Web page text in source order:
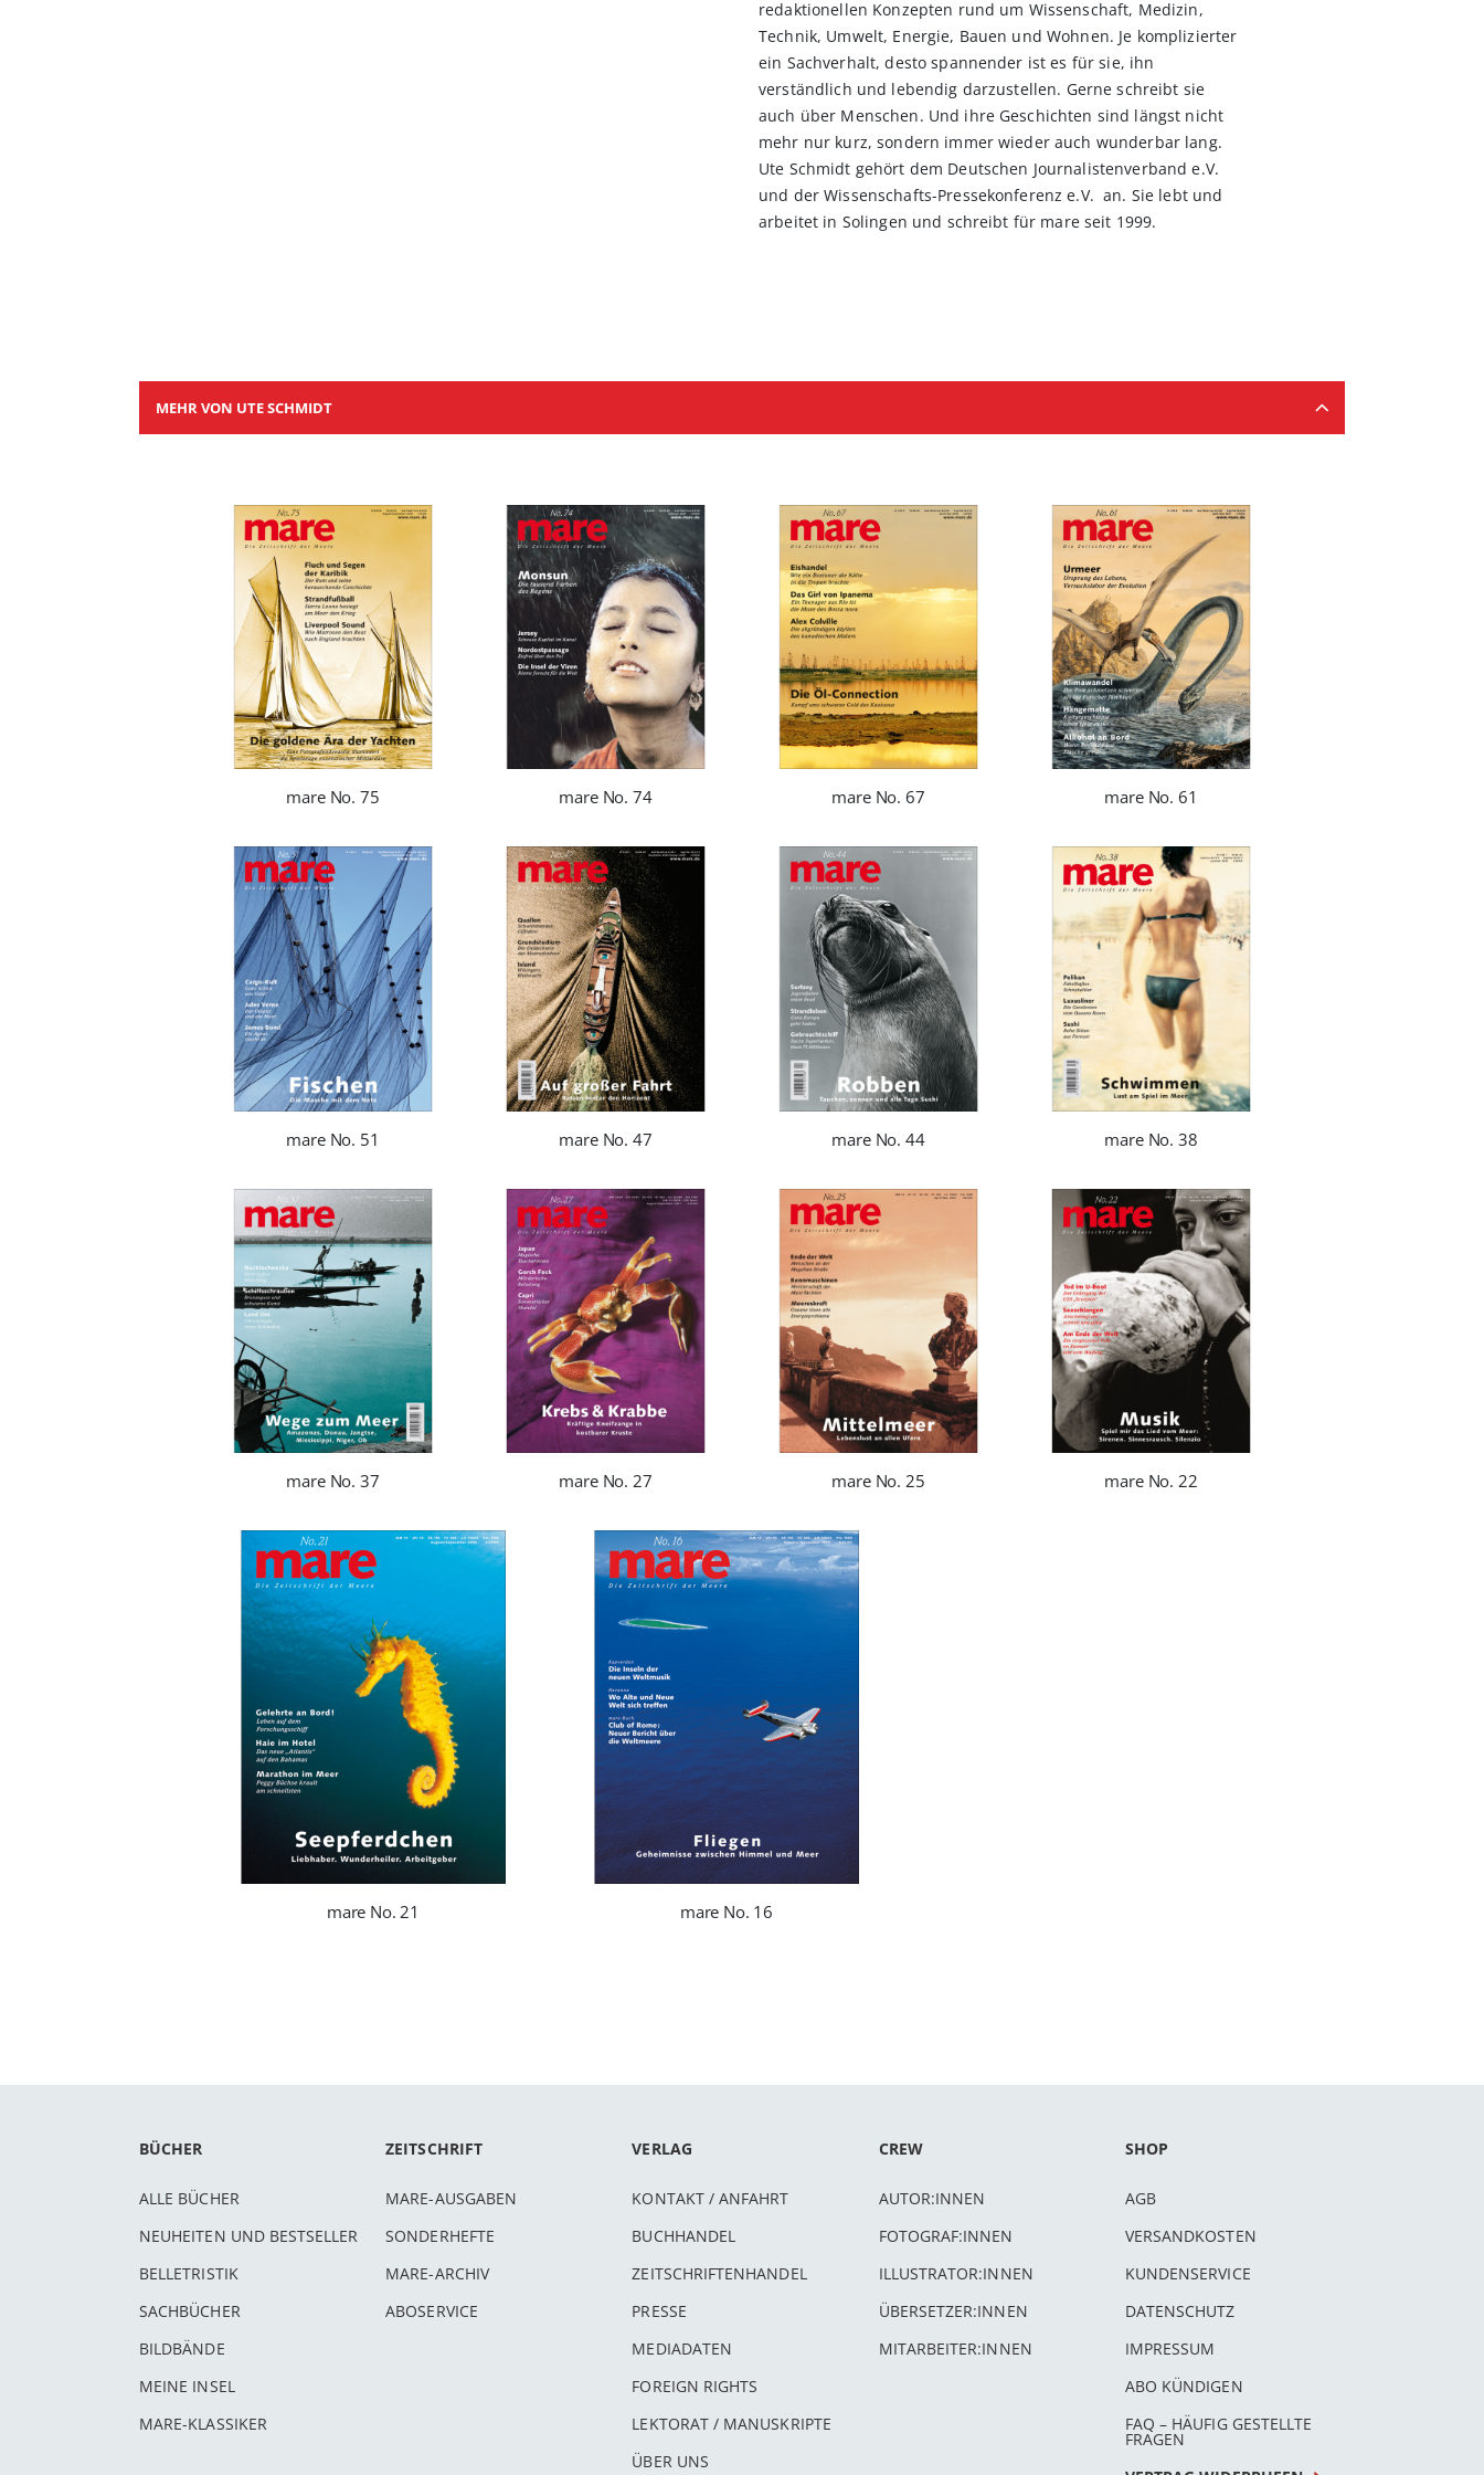
redaktionellen Konzepten rund um Wissenschaft, Medizin,
Technik, Umwelt, Energie, Bauen und Wohnen. Je komplizierter
ein Sachverhalt, desto spannender ist es für sie, ihn
verständlich und lebendig darzustellen. Gerne schreibt sie
auch über Menschen. Und ihre Geschichten sind längst nicht
mehr nur kurz, sondern immer wieder auch wunderbar lang.
Ute Schmidt gehört dem Deutschen Journalistenverband e.V.
und der Wissenschafts-Pressekonferenz e.V. an. Sie lebt und
arbeitet in Solingen und schreibt für mare seit 1999.
MEHR VON UTE SCHMIDT
mare No. 75 mare No. 74 mare No. 67 mare No. 61
mare No. 51 mare No. 47 mare No. 44 mare No. 38
mare No. 37 mare No. 27 mare No. 25 mare No. 22
mare No. 21 mare No. 16
BÜCHER
ALLE BÜCHER
NEUHEITEN UND BESTSELLER
BELLETRISTIK
SACHBÜCHER
BILDBÄNDE
MEINE INSEL
MARE-KLASSIKER
ZEITSCHRIFT
MARE-AUSGABEN
SONDERHEFTE
MARE-ARCHIV
ABOSERVICE
VERLAG
KONTAKT / ANFAHRT
BUCHHANDEL
ZEITSCHRIFTENHANDEL
PRESSE
MEDIADATEN
FOREIGN RIGHTS
LEKTORAT / MANUSKRIPTE
ÜBER UNS
CREW
AUTOR:INNEN
FOTOGRAF:INNEN
ILLUSTRATOR:INNEN
ÜBERSETZER:INNEN
MITARBEITER:INNEN
SHOP
AGB
VERSANDKOSTEN
KUNDENSERVICE
DATENSCHUTZ
IMPRESSUM
ABO KÜNDIGEN
FAQ – HÄUFIG GESTELLTE
FRAGEN